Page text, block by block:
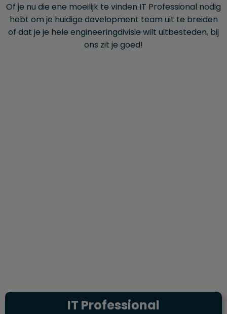
Of je nu die ene moeilijk te vinden IT Professional nodig
hebt om je huidige development team uit te breiden
of dat je je hele engineering­divisie wilt uitbesteden, bij
ons zit je goed!
IT Professional